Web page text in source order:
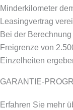
Minderkilometer
Leasingvertrag
Bei der
Freigrenze von
Einzelheiten
GARANTIE-
Erfahren Sie mehr